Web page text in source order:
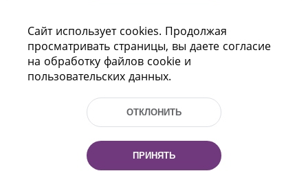
Пр-т Независимости 116
г. Минск, Республика Беларусь, 220114
Сайт использует cookies. Продолжая
просматривать страницы, вы даете согласие
на обработку файлов cookie и
пользовательских данных.
ОТКЛОНИТЬ
ПРИНЯТЬ